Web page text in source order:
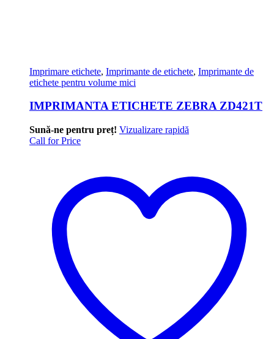
Imprimare etichete, Imprimante de etichete, Imprimante de
etichete pentru volume mici
IMPRIMANTA ETICHETE ZEBRA ZD421T
Sună-ne pentru preț! Vizualizare rapidă
Call for Price